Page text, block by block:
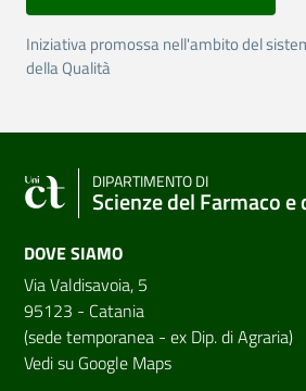
Iniziativa promossa nell'ambito del
della Qualità
DIPARTIMENTO DI
Scienze del Farmaco e
DOVE SIAMO
Via Valdisavoia, 5
95123 - Catania
(sede temporanea - ex Dip. di Agraria)
Vedi su Google Maps